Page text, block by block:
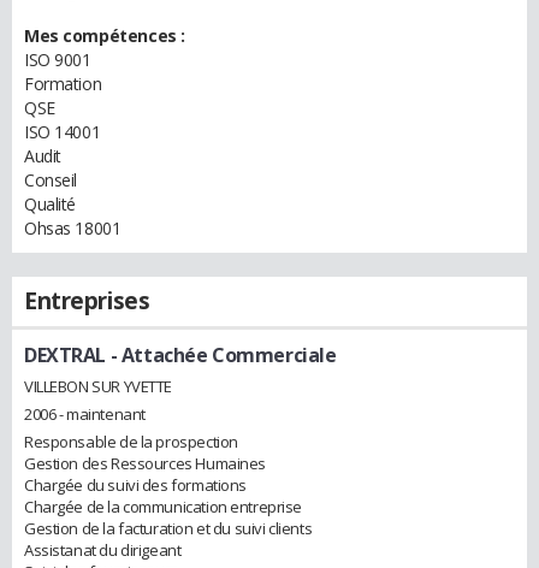
Mes compétences :
ISO 9001
Formation
QSE
ISO 14001
Audit
Conseil
Qualité
Ohsas 18001
Entreprises
DEXTRAL - Attachée Commerciale
VILLEBON SUR YVETTE
2006 - maintenant
Responsable de la prospection
Gestion des Ressources Humaines
Chargée du suivi des formations
Chargée de la communication entreprise
Gestion de la facturation et du suivi clients
Assistanat du dirigeant